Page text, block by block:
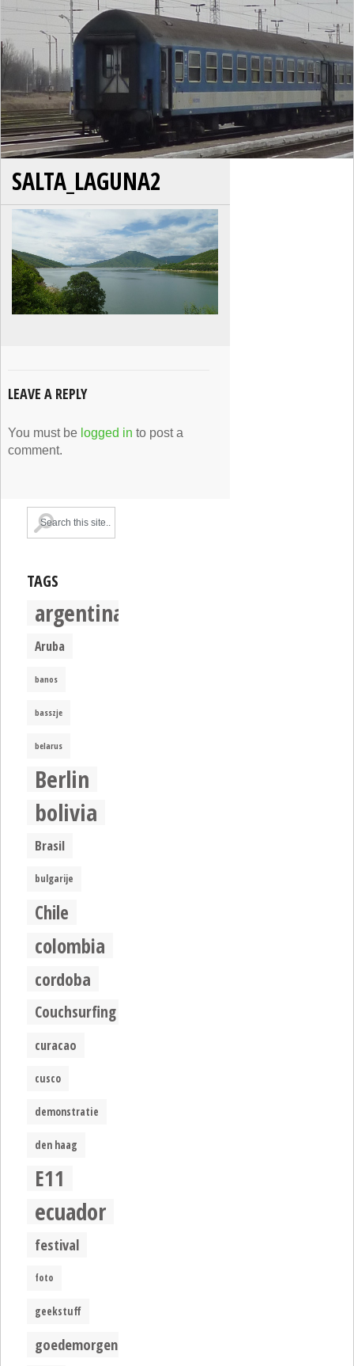
SALTA_LAGUNA2
LEAVE A REPLY
You must be logged in to post a
comment.
TAGS
argentina
Aruba
banos
basszje
belarus
Berlin
bolivia
Brasil
bulgarije
Chile
colombia
cordoba
Couchsurfing
curacao
cusco
demonstratie
den haag
E11
ecuador
festival
foto
geekstuff
goedemorgen